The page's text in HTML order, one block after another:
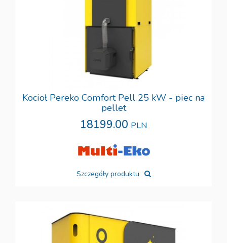
Kocioł Pereko Comfort Pell 25 kW - piec na
pellet
18199.00 PLN
Szczegóły produktu